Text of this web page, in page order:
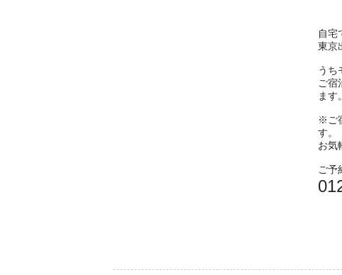
自宅
東京
うち
ご宿
ます。
※ご
す。
お気
ご予
受